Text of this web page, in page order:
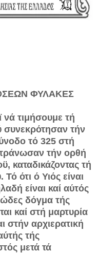
ΦΥΛΑΚΕΣ
τιμήσουμε τή
τήν
τό 325 στή
τήν ορθή
καταδικάζοντας τή
ότι ό Υιός είναι
είναι καί αύτός
δόγμα τής
καί στή μαρτυρία
στήν αρχιερατική
τής
μετά τά